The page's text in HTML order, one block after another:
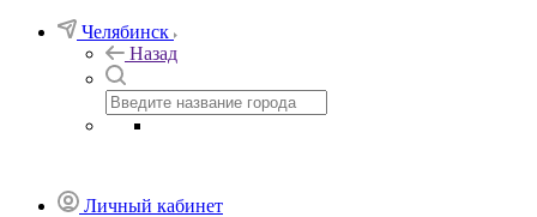
Челябинск
Назад
Личный кабинет